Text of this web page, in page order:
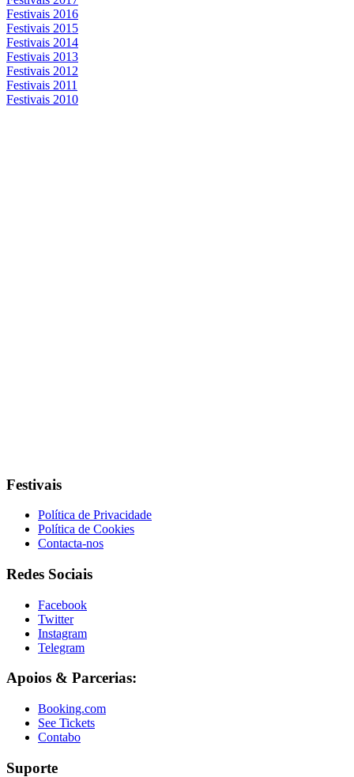
Festivais 2016
Festivais 2015
Festivais 2014
Festivais 2013
Festivais 2012
Festivais 2011
Festivais 2010
Festivais
Política de Privacidade
Política de Cookies
Contacta-nos
Redes Sociais
Facebook
Twitter
Instagram
Telegram
Apoios & Parcerias:
Booking.com
See Tickets
Contabo
Suporte